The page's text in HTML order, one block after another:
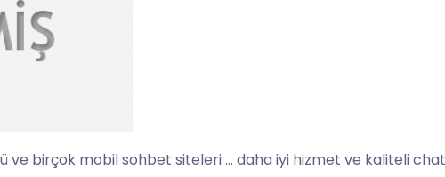
ve birçok mobil sohbet siteleri … daha iyi hizmet ve kaliteli